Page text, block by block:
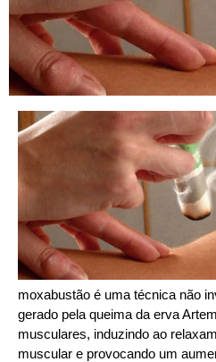
moxabustão é uma técnica não
gerado pela queima da erva
musculares, induzindo ao
muscular e provocando um